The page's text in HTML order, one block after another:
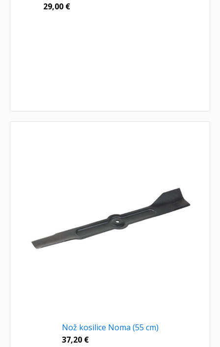
29,00 €
Nož kosilice Noma (55 cm)
37,20 €